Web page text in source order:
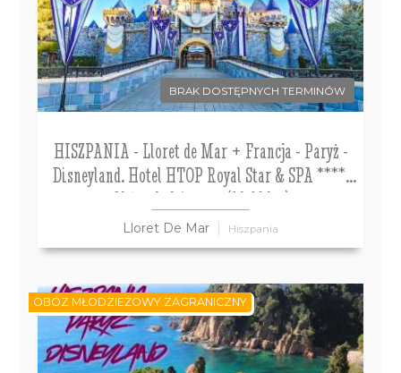
BRAK DOSTĘPNYCH TERMINÓW
HISZPANIA - Lloret de Mar + Francja - Paryż -
Disneyland. Hotel HTOP Royal Star & SPA ****.
Obóz młodzieżowy (14-19 lat)
Lloret De Mar Hiszpania
OBÓZ MŁODZIEŻOWY ZAGRANICZNY